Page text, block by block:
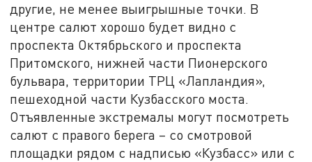
другие, не менее выигрышные точки. В
центре салют хорошо будет видно с
проспекта Октябрьского и проспекта
Притомского, нижней части Пионерского
бульвара, территории ТРЦ «Лапландия»,
пешеходной части Кузбасского моста.
Отъявленные экстремалы могут посмотреть
салют с правого берега – со смотровой
площадки рядом с надписью «Кузбасс» или с